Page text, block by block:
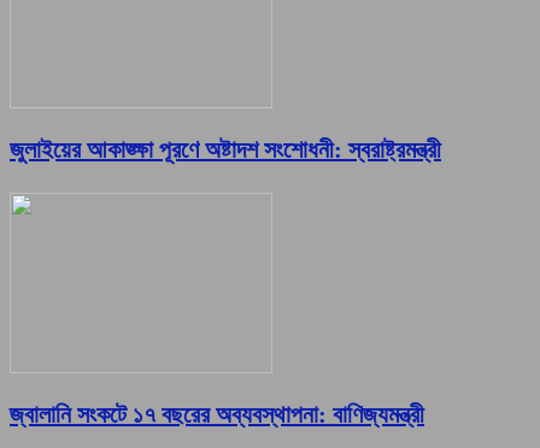
জুলাইয়ের আকাঙ্ক্ষা পূরণে অষ্টাদশ সংশোধনী: স্বরাষ্ট্রমন্ত্রী
জ্বালানি সংকটে ১৭ বছরের অব্যবস্থাপনা: বাণিজ্যমন্ত্রী